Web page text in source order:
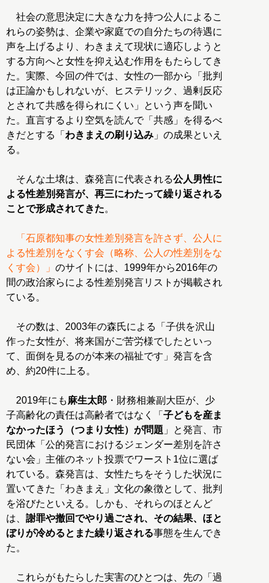
社会の意思決定に大きな力を持つ公人によるこ
れらの姿勢は、企業や家庭での自分たちの待遇に
声を上げるより、わきまえて現状に適応しようと
する方向へと女性を抑え込む作用をもたらしてき
た。実際、今回の件では、女性の一部から「批判
は正論かもしれないが、ヒステリック、過剰反応
とされて共感を得られにくい」という声を聞い
た。直言するより空気を読んで「共感」を得るべ
きだとする「 わきまえの刷り込み 」の成果といえ
る。
そんな土壌は、森発言に代表される公人男性に
よる性差別発言が、再三にわたって繰り返される
ことで形成されてきた。
「石原都知事の女性差別発言を許さず、公人に
よる性差別をなくす会（略称、公人の性差別をな
くす会）」 のサイトには、1999年から2016年の
間の政治家らによる性差別発言リストが掲載され
ている。
その数は、2003年の森氏による「子供を沢山
作った女性が、将来国がご苦労様でしたといっ
て、面倒を見るのが本来の福祉です」発言を含
め、約20件に上る。
2019年にも麻生太郎 ・財務相兼副大臣が、少
子高齢化の責任は高齢者ではなく「 子どもを産ま
なかったほう（つまり女性）が問題 」と発言、市
民団体「公的発言におけるジェンダー差別を許さ
ない会」主催のネット投票でワースト1位に選ば
れている。森発言は、女性たちをそうした状況に
置いてきた「わきまえ」文化の象徴として、批判
を浴びたといえる。しかも、それらのほとんど
は、 謝罪や撤回でやり過ごされ、その結果、ほと
ぼりが冷めるとまた繰り返される事態を生んでき
た。
これらがもたらした実害のひとつは、先の「過